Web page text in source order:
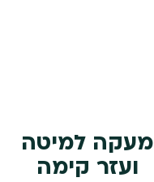
מעקה למיטה
ועזר קימה